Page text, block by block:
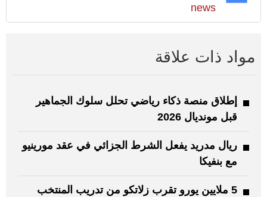
news
مواد ذات علاقة
إطلاق منصة ذكاء رياضي تحلل سلوك الجماهير
قبل مونديال 2026
ريال مدريد يفعل الشرط الجزائي في عقد مورينيو
مع بنفيكا
5 ملايين يورو تقرب زلاتكو من تدريب المنتخب